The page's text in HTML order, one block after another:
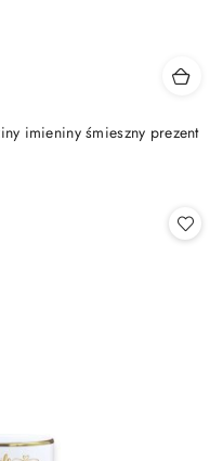
imieniny śmieszny prezent